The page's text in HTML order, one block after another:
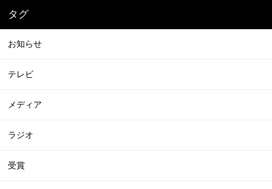
タグ
お知らせ
テレビ
メディア
ラジオ
受賞